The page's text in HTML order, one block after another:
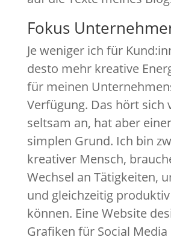
Fokus
Je weniger ich für
desto mehr kreative
für meinen
Verfügung. Das hört sich
seltsam an, hat aber
simplen Grund. Ich bin
kreativer Mensch,
Wechsel an Tätigkeiten,
und gleichzeitig
können. Eine Website
Grafiken für Social